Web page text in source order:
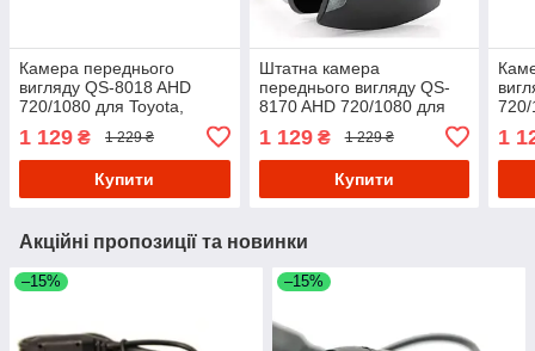
Камера переднього
вигляду QS-8018 AHD
720/1080 для Toyota,
Hilux, Hiace, Rav 4, Yaris,
Corolla, Prado
1 129 ₴ 1 229 ₴
Купити
Штатна камера
переднього вигляду QS-
8170 AHD 720/1080 для
Volkswagen front logo (39 х
49 мм)
1 129₴ 1 229 ₴
Купити
720/
х
1
Акційні пропозиції та новинки
–15% –15%